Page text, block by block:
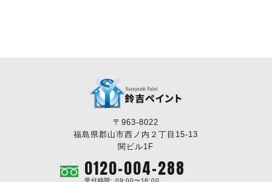
〒963-8022
福島県郡山市西ノ内２丁目15-13
関ビル1F
0120-004-288
受付時間: 09:00〜18:00